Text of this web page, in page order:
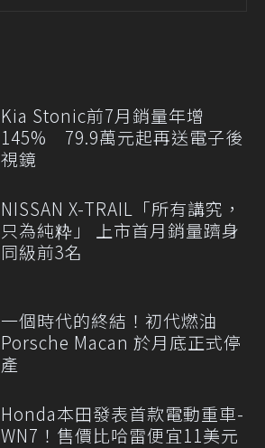
Kia Stonic前7月銷量年增
145% 79.9萬元起再送電子後
視鏡
NISSAN X-TRAIL「所有講究，
只為純粋」 上市首月銷量躋身
同級前3名
一個時代的終結！初代燃油
Porsche Macan 於月底正式停
產
Honda本田發表首款電動重車-
WN7！售價比哈雷便宜11美元